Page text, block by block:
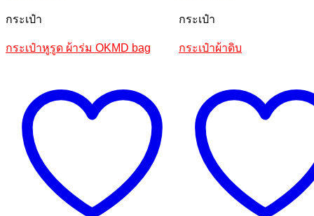
กระเป๋า
กระเป๋าหูรูด ผ้าร่ม OKMD bag
กระเป๋า
กระเป๋าผ้าดิบ